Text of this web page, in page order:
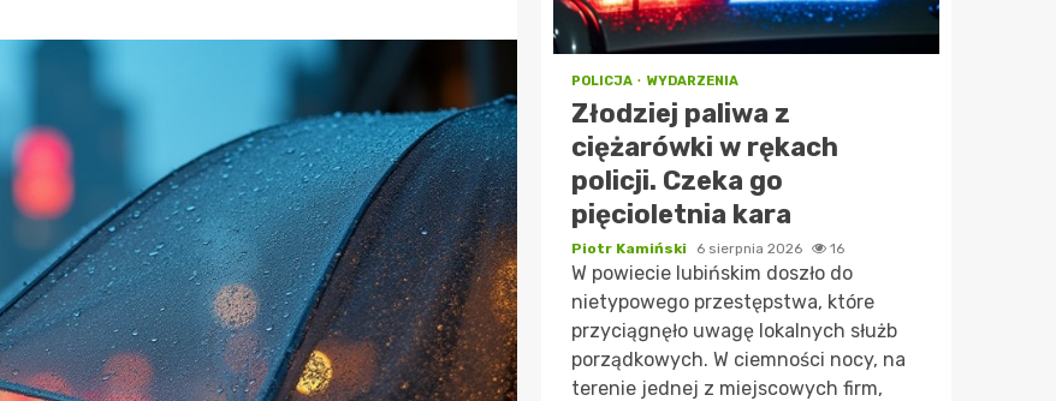
POLICJA WYDARZENIA
Złodziej paliwa z
ciężarówki w rękach
policji. Czeka go
pięcioletnia kara
Piotr Kamiński 6 sierpnia 2026 16
W powiecie lubińskim doszło do
nietypowego przestępstwa, które
przyciągnęło uwagę lokalnych służb
porządkowych. W ciemności nocy, na
terenie jednej z miejscowych firm,